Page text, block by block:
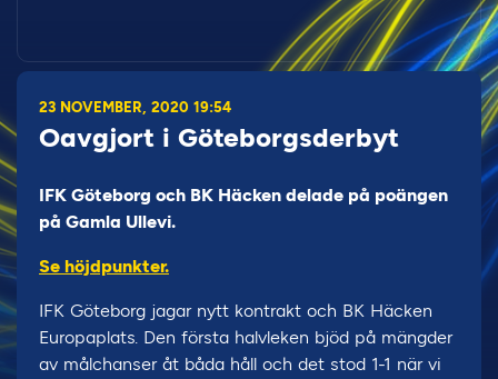
23 NOVEMBER, 2020 19:54
Oavgjort i Göteborgsderbyt
IFK Göteborg och BK Häcken delade på poängen
på Gamla Ullevi.
Se höjdpunkter.
IFK Göteborg jagar nytt kontrakt och BK Häcken
Europaplats. Den första halvleken bjöd på mängder
av målchanser åt båda håll och det stod 1-1 när vi